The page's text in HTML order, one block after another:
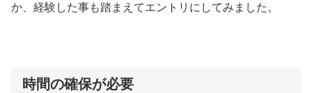
か、経験した事も踏まえてエントリにしてみました。
時間の確保が必要